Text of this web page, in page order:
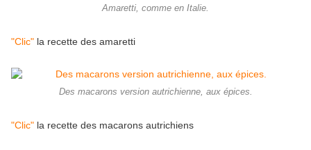
Amaretti, comme en Italie.
"Clic" la recette des amaretti
Des macarons version autrichienne, aux épices.
"Clic" la recette des macarons autrichiens